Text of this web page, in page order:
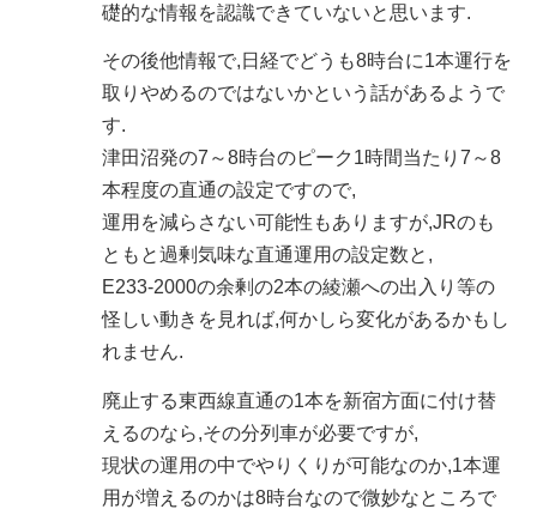
礎的な情報を認識できていないと思います.
その後他情報で,日経でどうも8時台に1本運行を
取りやめるのではないかという話があるようで
す.
津田沼発の7～8時台のピーク1時間当たり7～8
本程度の直通の設定ですので,
運用を減らさない可能性もありますが,JRのも
ともと過剰気味な直通運用の設定数と,
E233-2000の余剰の2本の綾瀬への出入り等の
怪しい動きを見れば,何かしら変化があるかもし
れません.
廃止する東西線直通の1本を新宿方面に付け替
えるのなら,その分列車が必要ですが,
現状の運用の中でやりくりが可能なのか,1本運
用が増えるのかは8時台なので微妙なところで